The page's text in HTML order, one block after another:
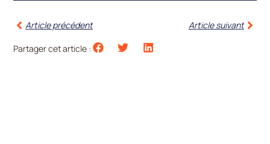
Article précédent Article suivant
Partager cet article :